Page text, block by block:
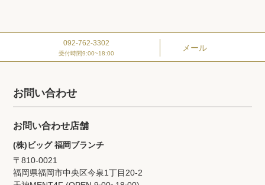
092-762-3302
受付時間9:00~18:00
メール
お問い合わせ
お問い合わせ店舗
(株)ビッグ 福岡ブランチ
〒810-0021
福岡県福岡市中央区今泉1丁目20‐2